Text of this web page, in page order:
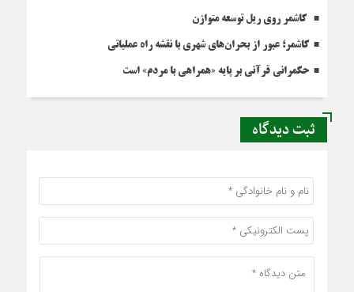
کاشمر روی ریل توسعه متوازن
کاشمر؛ عبور از بحران‌های شهری با نقشه راه عملیاتی
حکمرانی قرآنی بر پایه «همراهی با مردم» است
ثبت دیدگاه